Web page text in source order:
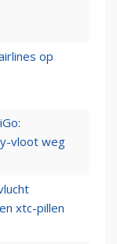
op
vloot weg
xtc-pillen